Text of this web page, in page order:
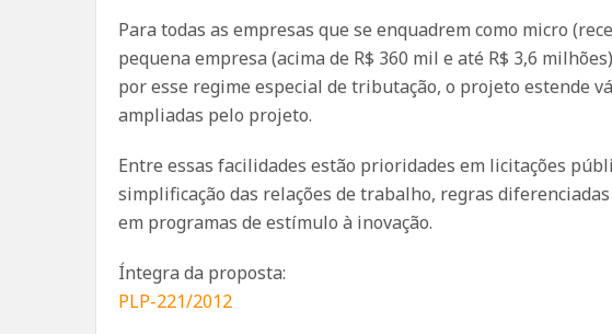
Para todas as empresas que se enquadrem como micro
pequena empresa (acima de R$ 360 mil e até R$ 3,6
por esse regime especial de tributação, o projeto estende
ampliadas pelo projeto.
Entre essas facilidades estão prioridades em licitações
simplificação das relações de trabalho, regras
em programas de estímulo à inovação.
Íntegra da proposta:
PLP-221/2012